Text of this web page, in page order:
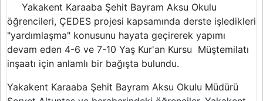
Yakakent Karaaba Şehit Bayram Aksu Okulu
öğrencileri, ÇEDES projesi kapsamında derste işledikleri
"yardımlaşma" konusunu hayata geçirerek yapımı
devam eden 4-6 ve 7-10 Yaş Kur'an Kursu Müştemilatı
inşaatı için anlamlı bir bağışta bulundu.
Yakakent Karaaba Şehit Bayram Aksu Okulu Müdürü